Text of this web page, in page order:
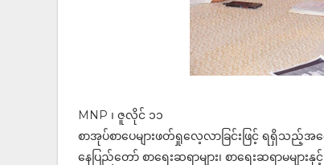
MNP ၊ ဇူလိုင် ၁၁
စာအုပ်စာပေများဖတ်ရှုလေ့လာခြင်းဖြင့် ရရှိသ
နေပြည်တော် စာရေးဆရာများ၊ စာရေးဆရာမမျာ